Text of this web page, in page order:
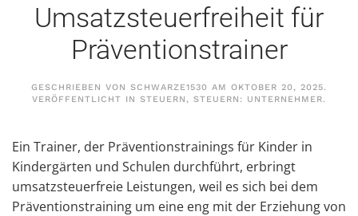
Umsatzsteuerfreiheit für
Präventionstrainer
GESCHRIEBEN VON SCHWARZE1530 AM OKTOBER 20, 2025.
VERÖFFENTLICHT IN STEUERN, STEUERN: UNTERNEHMER.
Ein Trainer, der Präventionstrainings für Kinder in
Kindergärten und Schulen durchführt, erbringt
umsatzsteuerfreie Leistungen, weil es sich bei dem
Präventionstraining um eine eng mit der Erziehung von